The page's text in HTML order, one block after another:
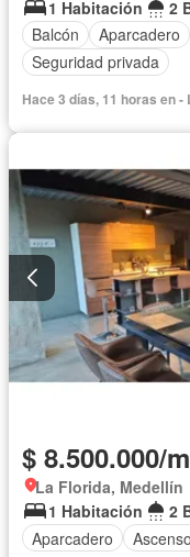
1 Habitación
2
Balcón
Aparcadero
Seguridad privada
Hace 3 días, 11 horas en
$ 8.500.000/
La Florida, Medellín
1 Habitación
2
Aparcadero